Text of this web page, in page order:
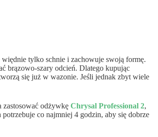
tylko schnie i zachowuje swoją formę.
brązowo-szary odcień. Dlatego kupując
się już w wazonie. Jeśli jednak zbyt wiele
zastosować odżywkę Chrysal Professional 2,
potrzebuje co najmniej 4 godzin, aby się dobrze